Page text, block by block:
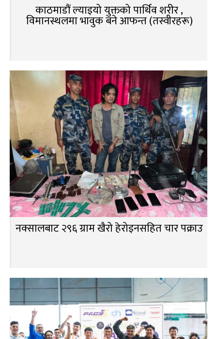
काठमाडौं ल्याइयो युक्तको पार्थिव शरीर ,
विमानस्थलमा भावुक बने आफन्त (तस्वीरहरू)
नक्सालबाट २९६ ग्राम खैरो हेरोइनसहित चार पक्राउ